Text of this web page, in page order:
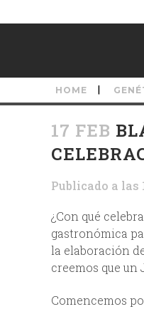
HOME
17 FEB
Publicado a las
¿Con qué
gastronómica
la elaboración
creemos que un
Comencemos